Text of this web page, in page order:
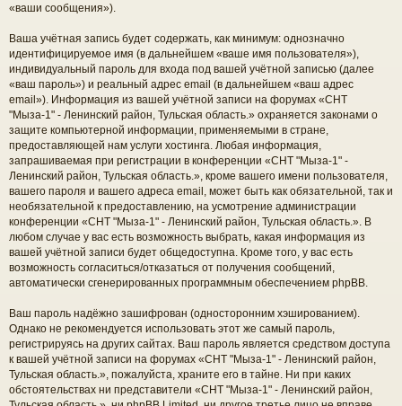
«ваши сообщения»).
Ваша учётная запись будет содержать, как минимум: однозначно
идентифицируемое имя (в дальнейшем «ваше имя пользователя»),
индивидуальный пароль для входа под вашей учётной записью (далее
«ваш пароль») и реальный адрес email (в дальнейшем «ваш адрес
email»). Информация из вашей учётной записи на форумах «СНТ
"Мыза-1" - Ленинский район, Тульская область.» охраняется законами о
защите компьютерной информации, применяемыми в стране,
предоставляющей нам услуги хостинга. Любая информация,
запрашиваемая при регистрации в конференции «СНТ "Мыза-1" -
Ленинский район, Тульская область.», кроме вашего имени пользователя,
вашего пароля и вашего адреса email, может быть как обязательной, так и
необязательной к предоставлению, на усмотрение администрации
конференции «СНТ "Мыза-1" - Ленинский район, Тульская область.». В
любом случае у вас есть возможность выбрать, какая информация из
вашей учётной записи будет общедоступна. Кроме того, у вас есть
возможность согласиться/отказаться от получения сообщений,
автоматически сгенерированных программным обеспечением phpBB.
Ваш пароль надёжно зашифрован (односторонним хэшированием).
Однако не рекомендуется использовать этот же самый пароль,
регистрируясь на других сайтах. Ваш пароль является средством доступа
к вашей учётной записи на форумах «СНТ "Мыза-1" - Ленинский район,
Тульская область.», пожалуйста, храните его в тайне. Ни при каких
обстоятельствах ни представители «СНТ "Мыза-1" - Ленинский район,